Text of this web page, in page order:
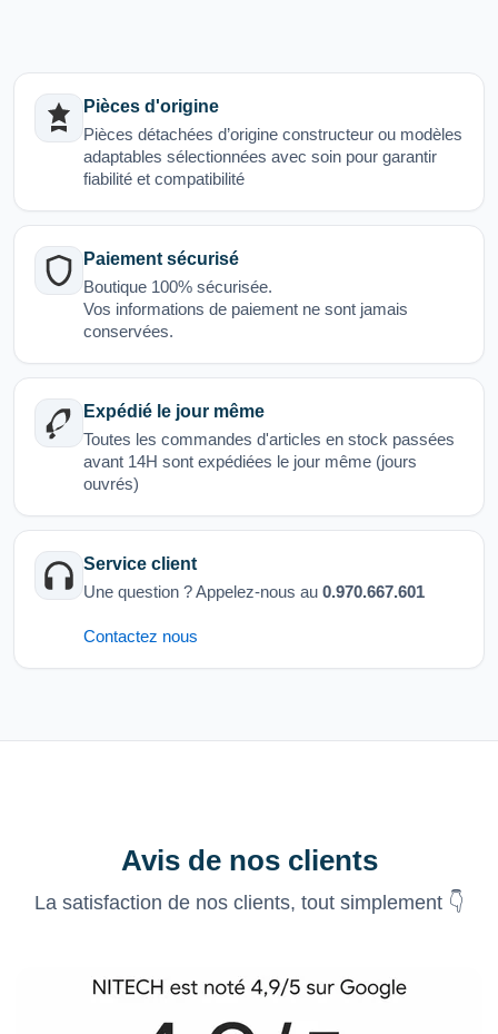
Pièces d'origine
Pièces détachées d’origine constructeur ou modèles
adaptables sélectionnées avec soin pour garantir
fiabilité et compatibilité
Paiement sécurisé
Boutique 100% sécurisée.
Vos informations de paiement ne sont jamais
conservées.
Expédié le jour même
Toutes les commandes d'articles en stock passées
avant 14H sont expédiées le jour même (jours
ouvrés)
Service client
Une question ? Appelez-nous au 0.970.667.601
Contactez nous
Avis de nos clients
La satisfaction de nos clients, tout simplement 👇